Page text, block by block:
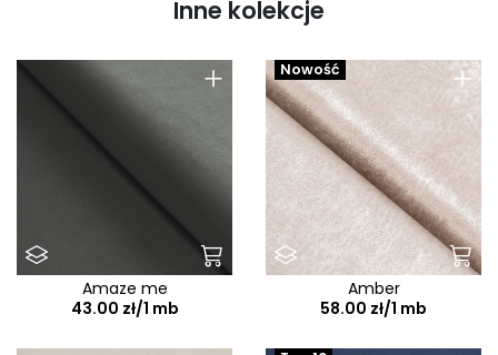
Inne kolekcje
+
Amaze me
43.00 zł/1 mb
+
Nowość
Amber
58.00 zł/1 mb